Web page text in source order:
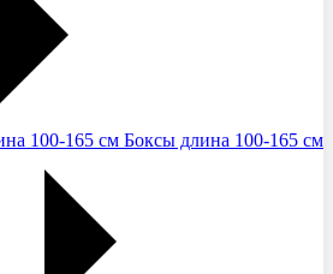
Боксы длина 100-165 см